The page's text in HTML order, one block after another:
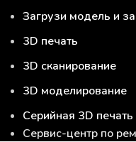
Загрузи модель и
3D печать
3D сканирование
3D моделирование
Серийная 3D печать
Сервис-центр по